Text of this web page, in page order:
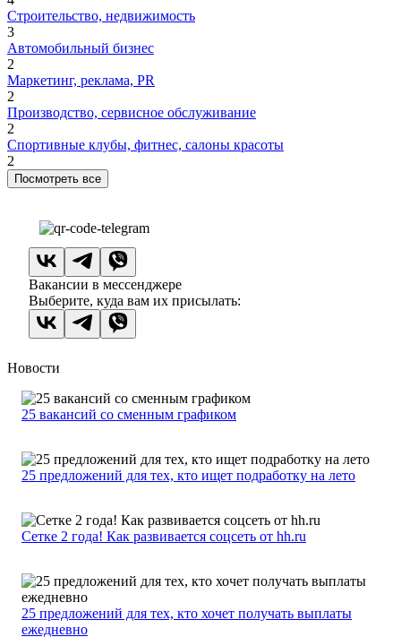
Строительство, недвижимость
3
Автомобильный бизнес
2
Маркетинг, реклама, PR
2
Производство, сервисное обслуживание
2
Спортивные клубы, фитнес, салоны красоты
2
Посмотреть все
Вакансии в мессенджере
Выберите, куда вам их присылать:
Новости
25 вакансий со сменным графиком
25 предложений для тех, кто ищет подработку на лето
Сетке 2 года! Как развивается соцсеть от hh.ru
25 предложений для тех, кто хочет получать выплаты
ежедневно